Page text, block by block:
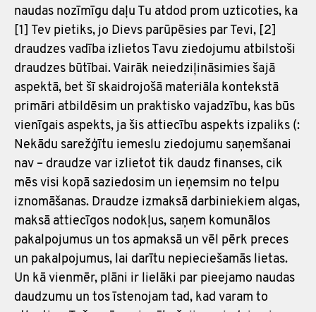
naudas nozīmīgu daļu Tu atdod prom uzticoties, ka
[1] Tev pietiks, jo Dievs parūpēsies par Tevi, [2]
draudzes vadība izlietos Tavu ziedojumu atbilstoši
draudzes būtībai. Vairāk neiedziļināsimies šajā
aspektā, bet šī skaidrojošā materiāla kontekstā
primāri atbildēsim un praktisko vajadzību, kas būs
vienīgais aspekts, ja šis attiecību aspekts izpaliks (:
Nekādu sarežģītu iemeslu ziedojumu saņemšanai
nav – draudze var izlietot tik daudz finanses, cik
mēs visi kopā saziedosim un ieņemsim no telpu
iznomāšanas. Draudze izmaksā darbiniekiem algas,
maksā attiecīgos nodokļus, saņem komunālos
pakalpojumus un tos apmaksā un vēl pērk preces
un pakalpojumus, lai darītu nepieciešamās lietas.
Un kā vienmēr, plāni ir lielāki par pieejamo naudas
daudzumu un tos īstenojam tad, kad varam to